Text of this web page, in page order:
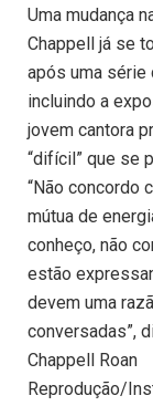
Uma mudança
Chappell já se
após uma série
incluindo a
jovem cantora
“difícil” que se
“Não concordo
mútua de
conheço, não
estão
devem uma
conversadas”,
Chappell Roan
Reprodução/